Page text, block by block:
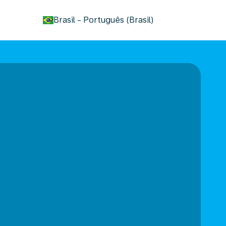
Brasil - Português (Brasil)
keyboard_arrow_down